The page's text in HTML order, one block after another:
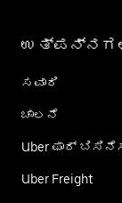
ಸವಾರಿ
ಚಾಲನೆ
Uber ಫಾರ್
Uber Freight